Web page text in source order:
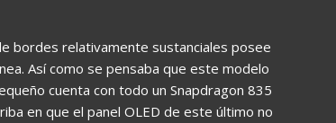
bordes relativamente sustanciales posee
Así como se pensaba que este modelo
cuenta con todo un Snapdragon 835
en que el panel OLED de este último no